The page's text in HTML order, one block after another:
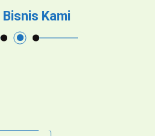
Bisnis Kami